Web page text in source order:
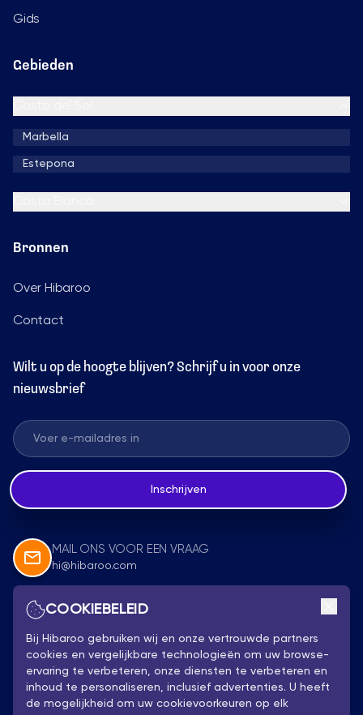
Gids
Gebieden
Marbella
Estepona
Bronnen
Over Hibaroo
Contact
Wilt u op de hoogte blijven? Schrijf u in voor onze
nieuwsbrief
Inschrijven
MAIL ONS VOOR EEN VRAAG
hi@hibaroo.com
Volg Ons
COOKIEBELEID
Bij Hibaroo gebruiken wij en onze vertrouwde partners
cookies en vergelijkbare technologieën om uw browse-
ervaring te verbeteren, onze diensten te verbeteren en
inhoud te personaliseren, inclusief advertenties. U heeft
de mogelijkheid om uw cookievoorkeuren op elk